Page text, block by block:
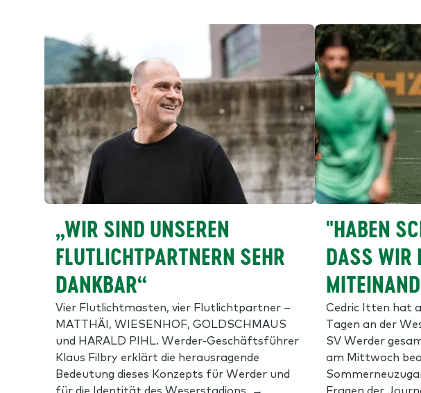
„WIR SIND UNSEREN
FLUTLICHTPARTNERN SEHR
DANKBAR“
Vier Flutlichtmasten, vier Flutlichtpartner –
MATTHÄI, WIESENHOF, GOLDSCHMAUS
und HARALD PIHL. Werder-Geschäftsführer
Klaus Filbry erklärt die herausragende
Bedeutung dieses Konzepts für Werder und
für die Identität des Weserstadions. →
"HABEN
DASS WIR
Cedric Itten hat
Tagen an der
SV Werder
am Mittwoch
Fragen der